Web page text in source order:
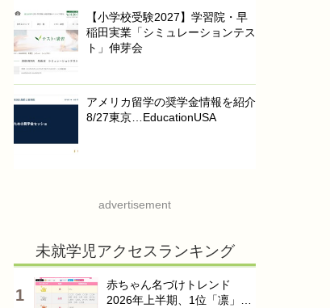
【小学校受験2027】学習院・早
稲田実業「シミュレーションテス
ト」伸芽会
アメリカ留学の奨学金情報を紹介
8/27東京…EducationUSA
advertisement
未就学児アクセスランキング
赤ちゃん名づけトレンド
2026年上半期、1位「凛」…